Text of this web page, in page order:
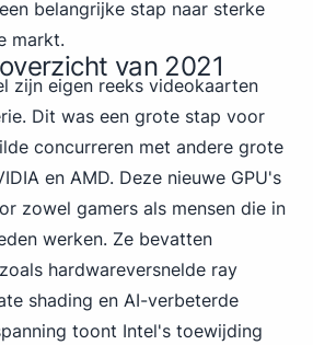
belangrijke stap naar sterke
markt.
van 2021
zijn eigen reeks videokaarten
Dit was een grote stap voor
concurreren met andere grote
en AMD. Deze nieuwe GPU's
zowel gamers als mensen die in
werken. Ze bevatten
hardwareversnelde ray
shading en AI-verbeterde
toont Intel's toewijding